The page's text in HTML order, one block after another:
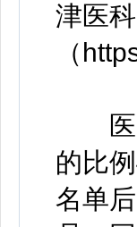
津医
（
医院
的比
名单